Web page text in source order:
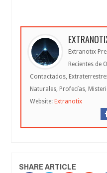
Extranotix
Recientes de
Contactados,
Naturales, Profecías,
Website: Extranotix
SHARE ARTICLE